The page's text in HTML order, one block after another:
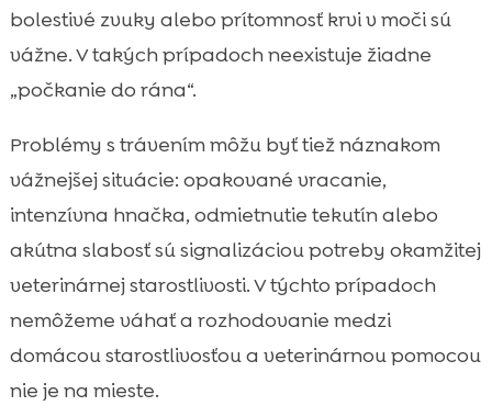
bolestivé zvuky alebo prítomnosť krvi v moči sú
vážne. V takých prípadoch neexistuje žiadne
„počkanie do rána“.
Problémy s trávením môžu byť tiež náznakom
vážnejšej situácie: opakované vracanie,
intenzívna hnačka, odmietnutie tekutín alebo
akútna slabosť sú signalizáciou potreby okamžitej
veterinárnej starostlivosti. V týchto prípadoch
nemôžeme váhať a rozhodovanie medzi
domácou starostlivosťou a veterinárnou pomocou
nie je na mieste.